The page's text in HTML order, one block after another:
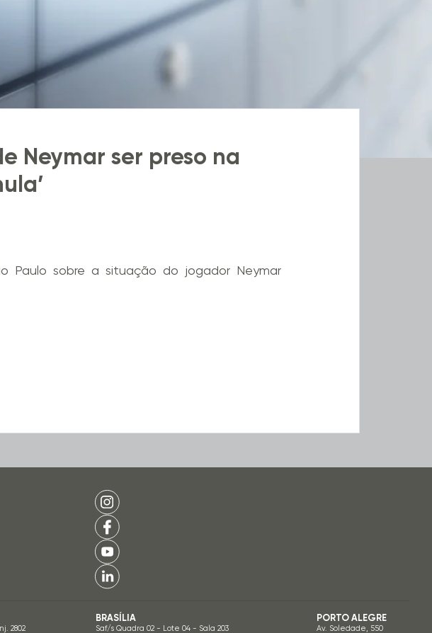
Neymar ser preso na
Paulo sobre a situação do jogador Neymar
2802
BRASÍLIA
Saf/s Quadra 02 - Lote 04 - Sala 203
PORTO ALEGRE
Av. Soledade, 550